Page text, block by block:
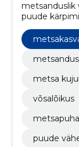
metsanduslik
puude
taastamine
metsa
võsalõikus
puude